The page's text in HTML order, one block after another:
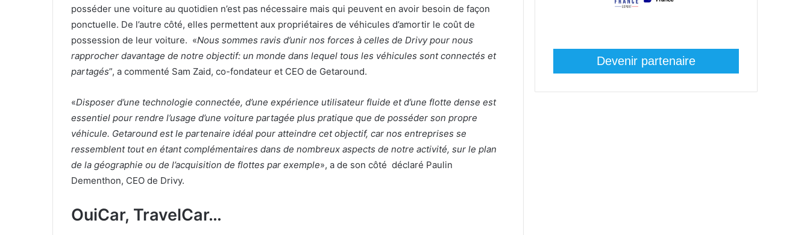
posséder une voiture au quotidien n’est pas nécessaire mais qui peuvent en avoir besoin de façon
ponctuelle. De l’autre côté, elles permettent aux propriétaires de véhicules d’amortir le coût de
possession de leur voiture. «Nous sommes ravis d’unir nos forces à celles de Drivy pour nous
rapprocher davantage de notre objectif: un monde dans lequel tous les véhicules sont connectés et
partagés”, a commenté Sam Zaid, co-fondateur et CEO de Getaround.
«Disposer d’une technologie connectée, d’une expérience utilisateur fluide et d’une flotte dense est
essentiel pour rendre l’usage d’une voiture partagée plus pratique que de posséder son propre
véhicule. Getaround est le partenaire idéal pour atteindre cet objectif, car nos entreprises se
ressemblent tout en étant complémentaires dans de nombreux aspects de notre activité, sur le plan
de la géographie ou de l’acquisition de flottes par exemple», a de son côté déclaré Paulin
Dementhon, CEO de Drivy.
OuiCar, TravelCar…
Devenir partenaire